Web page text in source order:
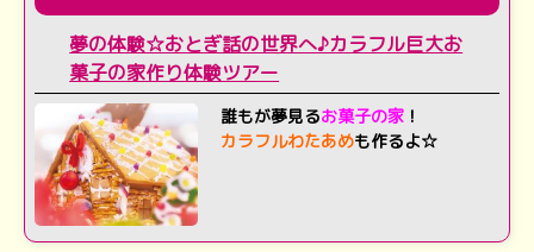
夢の体験☆おとぎ話の世界へ♪カラフル巨大お
菓子の家作り体験ツアー
誰もが夢見るお菓子の家 ！
カラフルわたあめも作るよ☆